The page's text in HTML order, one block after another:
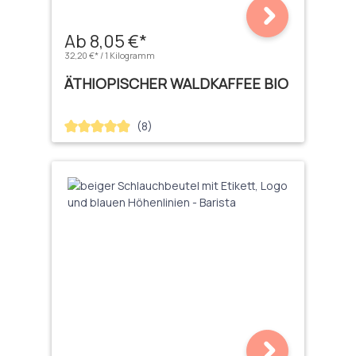
Ab 8,05 €*
32,20 €* / 1 Kilogramm
ÄTHIOPISCHER WALDKAFFEE BIO
Durchschnittliche Bewertung von 4.88 von 5 Sternen
(8)